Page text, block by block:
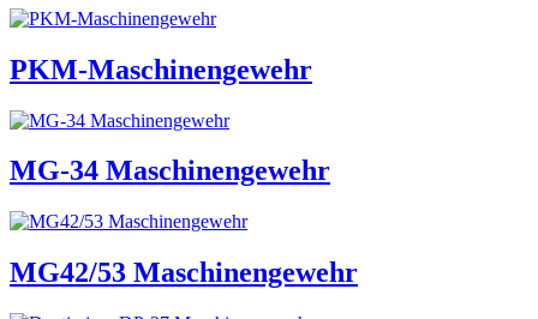
PKM-Maschinengewehr
MG-34 Maschinengewehr
MG42/53 Maschinengewehr